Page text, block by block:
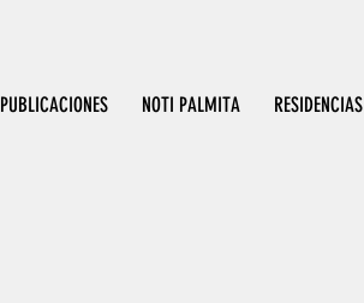
PUBLICACIONES NOTI PALMITA RESIDENCIAS